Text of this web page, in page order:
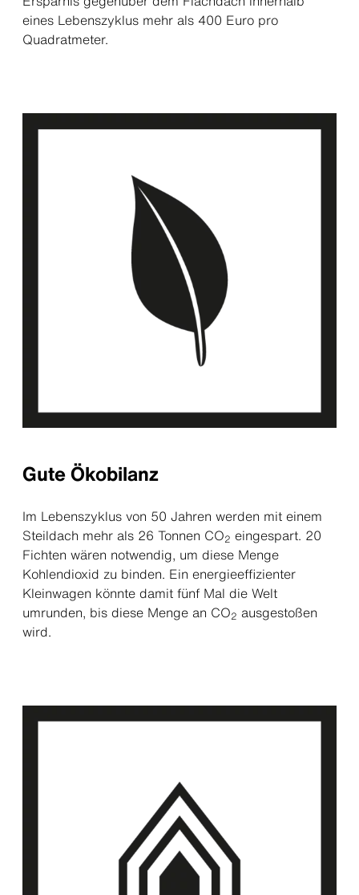
eines Lebenszyklus mehr als 400 Euro pro
Quadratmeter.
Gute Ökobilanz
Im Lebenszyklus von 50 Jahren werden mit einem
Steildach mehr als 26 Tonnen CO2 eingespart. 20
Fichten wären notwendig, um diese Menge
Kohlendioxid zu binden. Ein energieeffizienter
Kleinwagen könnte damit fünf Mal die Welt
umrunden, bis diese Menge an CO2 ausgestoßen
wird.